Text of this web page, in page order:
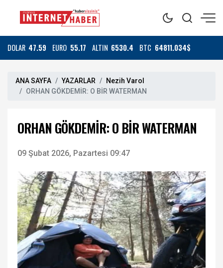
DOLAR 47.59 EURO 55.17 ALTIN 6530.4 BTC 64811.034$
ANA SAYFA YAZARLAR
Nezih Varol
ORHAN GÖKDEMİR: O BİR WATERMAN
ORHAN GÖKDEMİR: O BİR WATERMAN
09 Şubat 2026, Pazartesi 09:47